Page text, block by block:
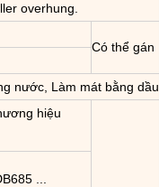
overhung.
Có thể gán
nước, Làm mát bằng dầu
hiệu
...